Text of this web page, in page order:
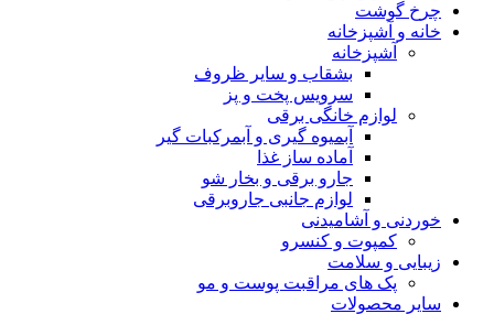
چرخ گوشت
خانه و آشپزخانه
آشپزخانه
بشقاب و سایر ظروف
سرویس پخت و پز
لوازم خانگی برقی
آبمیوه گیری و آبمرکبات گیر
آماده ساز غذا
جارو برقی و بخار شو
لوازم جانبی جاروبرقی
خوردنی و آشامیدنی
کمپوت و کنسرو
زیبایی و سلامت
پک های مراقبت پوست و مو
سایر محصولات